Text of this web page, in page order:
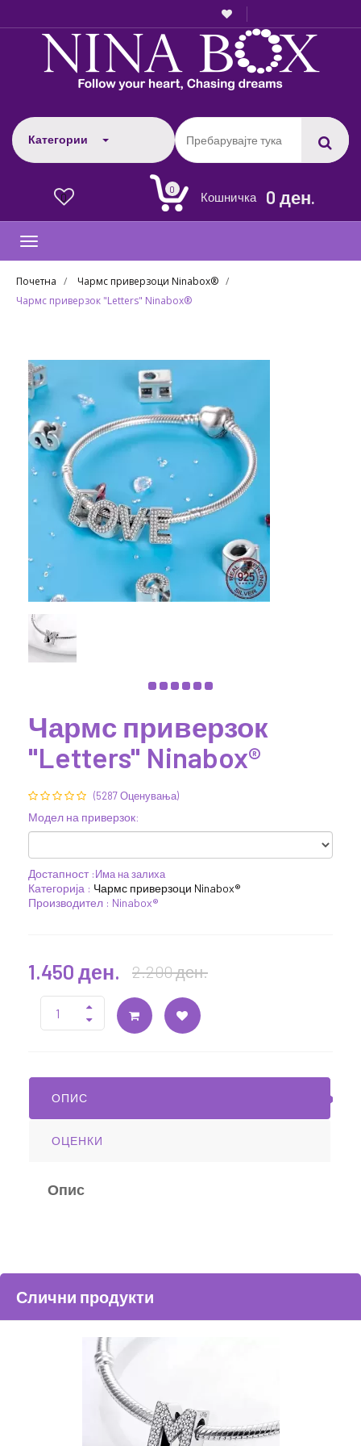
Категории
0
0
Кошничка 0 ден.
Toggle
Почетна
Чармс приверзоци Ninabox®
Чармс приверзок "Letters" Ninabox®
Чармс приверзок
"Letters" Ninabox®
(5287 Оценувања)
Модел на приверзок:
Достапност :Има на залиха
Категорија : Чармс приверзоци Ninabox®
Производител : Ninabox®
1.450 ден. 2.200 ден.
ОПИС
ОЦЕНКИ
Опис
Слични продукти